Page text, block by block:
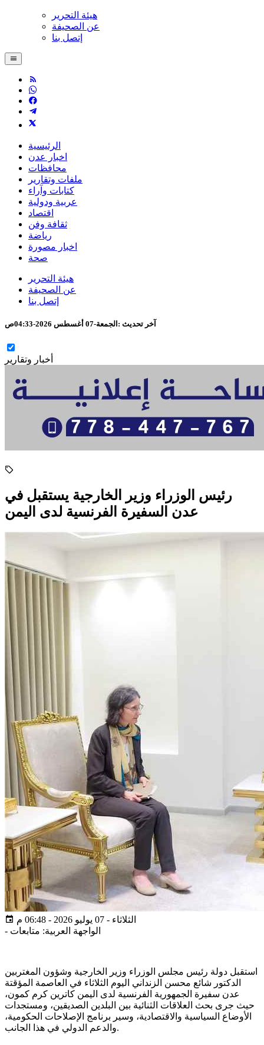
هيئة التحرير
عن الصحيفة
إتصل بنا
الرئيسية
اخبار عدن
محافظات
ملفات وتقارير
كتابات وآراء
عربية ودولية
اقتصاد
ثقافة وفن
رياضة
اخبار مصورة
صحة
هيئة التحرير
عن الصحيفة
إتصل بنا
آخر تحديث : الجمعة-07 أغسطس 2026-04:33ص
أخبار وتقارير
رئيس الوزراء وزير الخارجية يستقبل في
عدن السفيرة الفرنسية لدى اليمن
الثلاثاء - 07 يوليو 2026 - 06:48 م
- الواجهة العربية: متابعات
استقبل دولة رئيس مجلس الوزراء وزير الخارجية وشؤون المغتربين
الدكتور شائع محسن الزنداني اليوم الثلاثاء في العاصمة المؤقتة
عدن سفيرة الجمهورية الفرنسية لدى اليمن كاترين كرم كمون،
حيث جرى بحث العلاقات الثنائية بين البلدين الصديقين، ومستجدات
الأوضاع السياسية والاقتصادية، وسير برنامج الإصلاحات الحكومية،
والدعم الدولي في هذا الجانب.